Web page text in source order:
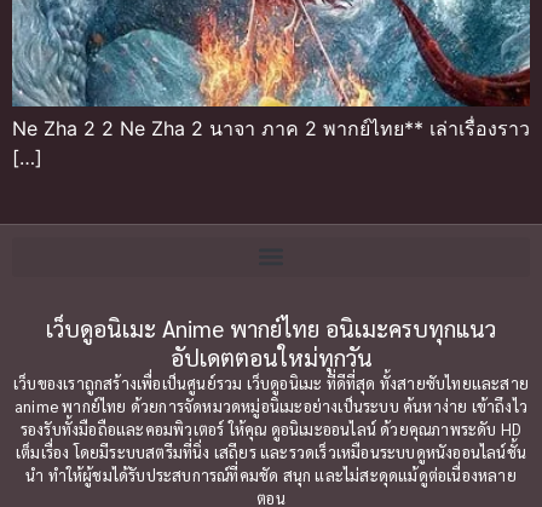
Ne Zha 2 2 Ne Zha 2 นาจา ภาค 2 พากย์ไทย** เล่าเรื่องราว
[…]
เว็บดูอนิเมะ Anime พากย์ไทย อนิเมะครบทุกแนว
อัปเดตตอนใหม่ทุกวัน
เว็บของเราถูกสร้างเพื่อเป็นศูนย์รวม เว็บดูอนิเมะ ที่ดีที่สุด ทั้งสายซับไทยและสาย
anime พากย์ไทย ด้วยการจัดหมวดหมู่อนิเมะอย่างเป็นระบบ ค้นหาง่าย เข้าถึงไว
รองรับทั้งมือถือและคอมพิวเตอร์ ให้คุณ ดูอนิเมะออนไลน์ ด้วยคุณภาพระดับ HD
เต็มเรื่อง โดยมีระบบสตรีมที่นิ่ง เสถียร และรวดเร็วเหมือนระบบดูหนังออนไลน์ชั้น
นำ ทำให้ผู้ชมได้รับประสบการณ์ที่คมชัด สนุก และไม่สะดุดแม้ดูต่อเนื่องหลาย
ตอน